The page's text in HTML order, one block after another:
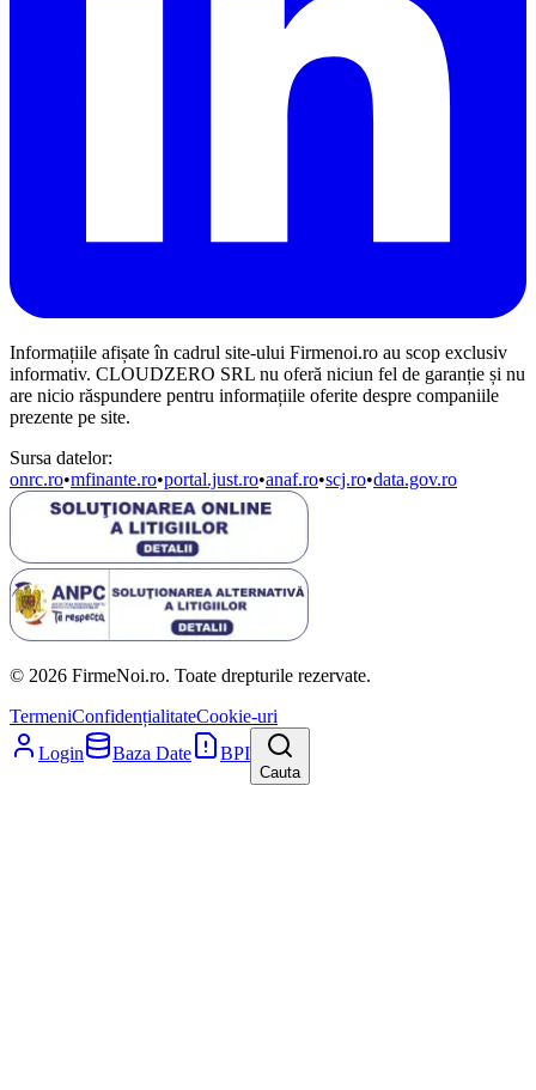
Informațiile afișate în cadrul site-ului Firmenoi.ro au scop exclusiv
informativ. CLOUDZERO SRL nu oferă niciun fel de garanție și nu
are nicio răspundere pentru informațiile oferite despre companiile
prezente pe site.
Sursa datelor:
onrc.ro•mfinante.ro•portal.just.ro•anaf.ro•scj.ro•data.gov.ro
© 2026 FirmeNoi.ro. Toate drepturile rezervate.
TermeniConfidențialitateCookie-uri
Login
Baza Date BPI
Cauta